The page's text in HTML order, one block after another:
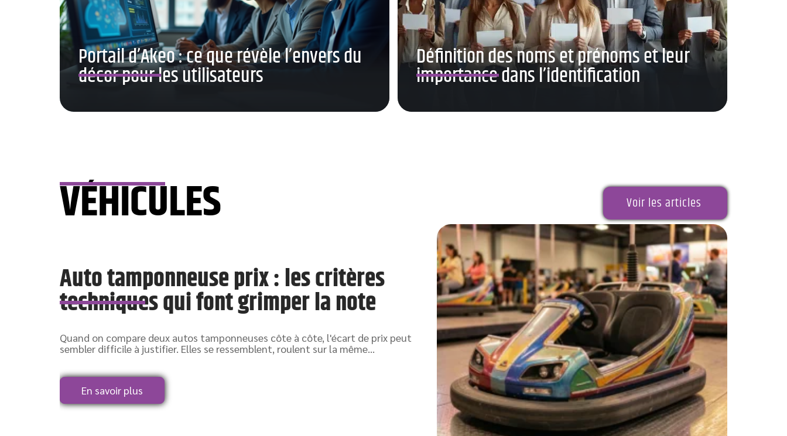
Portail d’Akeo : ce que révèle l’envers du
décor pour les utilisateurs
Définition des noms et prénoms et leur
importance dans l’identification
VÉHICULES Voir les articles
Auto tamponneuse prix : les critères
techniques qui font grimper la note
Quand on compare deux autos tamponneuses côte à côte, l'écart de prix peut
sembler difficile à justifier. Elles se ressemblent, roulent sur la même…
En savoir plus